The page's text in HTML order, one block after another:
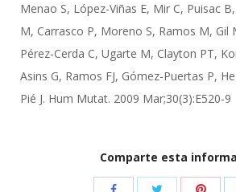
Menao S, López-Viñas E, Mir C, Puisac
M, Carrasco P, Moreno S, Ramos M, Gil
Pérez-Cerda C, Ugarte M, Clayton PT,
Asins G, Ramos FJ, Gómez-Puertas P,
Pié J. Hum Mutat. 2009 Mar;30(3):E520-9
Comparte esta